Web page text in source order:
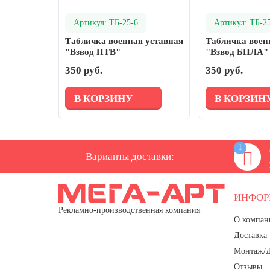
июля)
28 июля, День Крещения Руси
2 августа, День ВДВ
Артикул: ТБ-25-6
Табличка военная уставная
"Взвод ПТВ"
350 руб.
В КОРЗИНУ
Артикул: ТБ-
Табличка
"Взвод БПЛА"
350 руб.
В
Варианты доставки:
1
Рекламно-производственная компания
О
Доставка
Монтаж/
Отзывы